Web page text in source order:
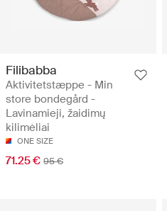
Filibabba
Aktivitetstæppe - Min
store bondegård -
Lavinamieji, žaidimų
kilimėliai
ONE SIZE
71.25 € 95 €